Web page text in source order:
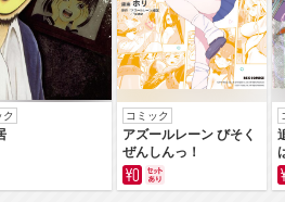
ク コミック
アズールレーン びそく
ぜんしんっ！